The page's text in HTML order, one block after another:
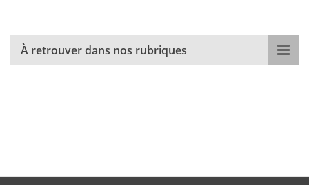
À retrouver dans nos rubriques